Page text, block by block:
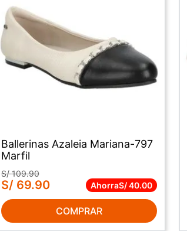
Ballerinas Azaleia Mariana-797
Marfil
S/ 109.90
S/ 69.90 AhorraS/40.00
COMPRAR